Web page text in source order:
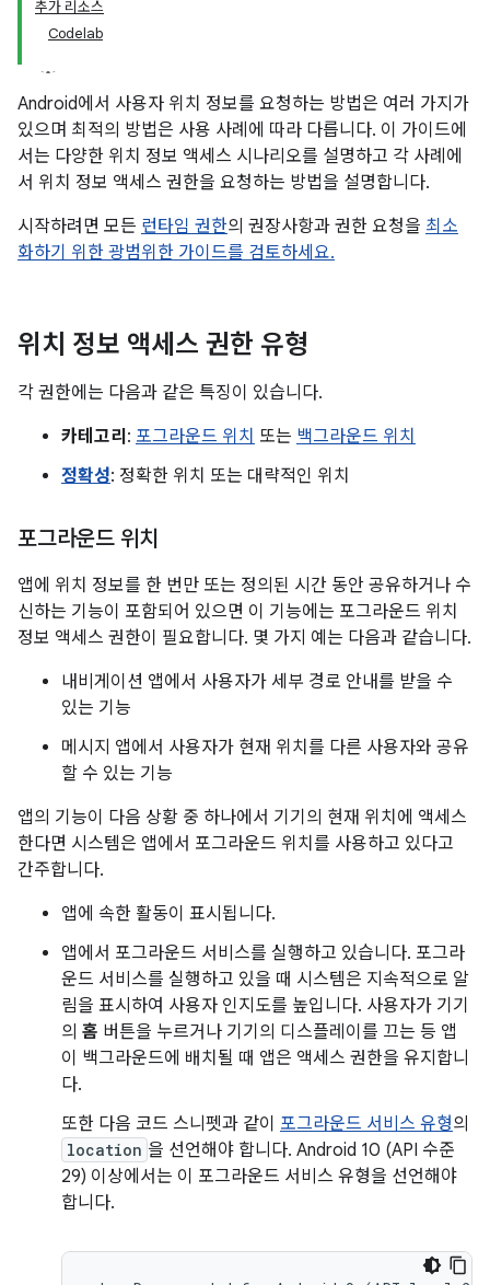
추가 리소스
Codelab
Android에서 사용자 위치 정보를 요청하는 방법은 여러 가지가
있으며 최적의 방법은 사용 사례에 따라 다릅니다. 이 가이드에
서는 다양한 위치 정보 액세스 시나리오를 설명하고 각 사례에
서 위치 정보 액세스 권한을 요청하는 방법을 설명합니다.
시작하려면 모든 런타임 권한의 권장사항과 권한 요청을 최소
화하기 위한 광범위한 가이드를 검토하세요.
위치 정보 액세스 권한 유형
각 권한에는 다음과 같은 특징이 있습니다.
카테고리 : 포그라운드 위치 또는 백그라운드 위치
정확성: 정확한 위치 또는 대략적인 위치
포그라운드 위치
앱에 위치 정보를 한 번만 또는 정의된 시간 동안 공유하거나 수
신하는 기능이 포함되어 있으면 이 기능에는 포그라운드 위치
정보 액세스 권한이 필요합니다. 몇 가지 예는 다음과 같습니다.
내비게이션 앱에서 사용자가 세부 경로 안내를 받을 수
있는 기능
메시지 앱에서 사용자가 현재 위치를 다른 사용자와 공유
할 수 있는 기능
앱의 기능이 다음 상황 중 하나에서 기기의 현재 위치에 액세스
한다면 시스템은 앱에서 포그라운드 위치를 사용하고 있다고
간주합니다.
앱에 속한 활동이 표시됩니다.
앱에서 포그라운드 서비스를 실행하고 있습니다. 포그라
운드 서비스를 실행하고 있을 때 시스템은 지속적으로 알
림을 표시하여 사용자 인지도를 높입니다. 사용자가 기기
의 홈 버튼을 누르거나 기기의 디스플레이를 끄는 등 앱
이 백그라운드에 배치될 때 앱은 액세스 권한을 유지합니
다.
또한 다음 코드 스니펫과 같이 포그라운드 서비스 유형의
location 을 선언해야 합니다. Android 10 (API 수준
29) 이상에서는 이 포그라운드 서비스 유형을 선언해야
합니다.